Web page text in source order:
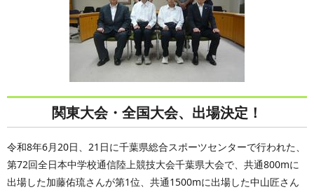
関東大会・全国大会、出場決定！
令和8年6月20日、21日に千葉県総合スポーツセンターで行われた、
第72回全日本中学校通信陸上競技大会千葉県大会で、共通800mに
出場した加藤佑琉さんが第1位、共通1500mに出場した中山匠さん